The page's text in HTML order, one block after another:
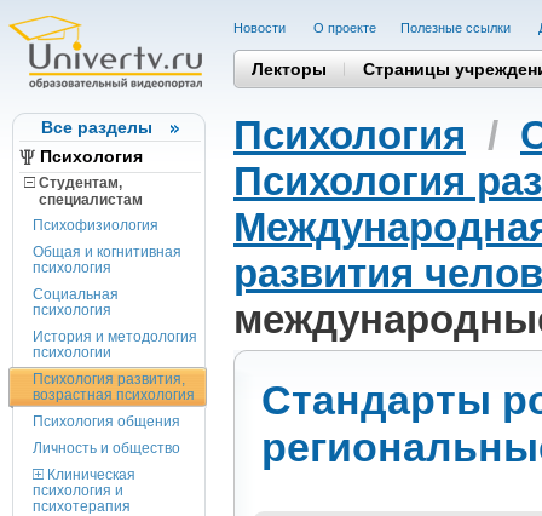
Все разделы
Психология
Студентам,
cпециалистам
Психофизиология
Общая и когнитивная
психология
Социальная
психология
История и методология
психологии
Психология развития,
возрастная психология
Психология общения
Личность и общество
Клиническая
психология и
психотерапия
Новости О проекте Полезные cсылки
Лекторы Страницы
Психология /
Психология
развития
Стандарты